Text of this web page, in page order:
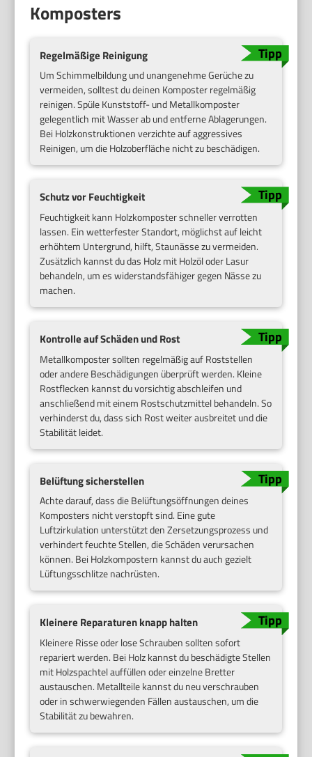
Komposters
Regelmäßige Reinigung
Um Schimmelbildung und unangenehme Gerüche zu
vermeiden, solltest du deinen Komposter regelmäßig
reinigen. Spüle Kunststoff- und Metallkomposter
gelegentlich mit Wasser ab und entferne Ablagerungen.
Bei Holzkonstruktionen verzichte auf aggressives
Reinigen, um die Holzoberfläche nicht zu beschädigen.
Schutz vor Feuchtigkeit
Feuchtigkeit kann Holzkomposter schneller verrotten
lassen. Ein wetterfester Standort, möglichst auf leicht
erhöhtem Untergrund, hilft, Staunässe zu vermeiden.
Zusätzlich kannst du das Holz mit Holzöl oder Lasur
behandeln, um es widerstandsfähiger gegen Nässe zu
machen.
Kontrolle auf Schäden und Rost
Metallkomposter sollten regelmäßig auf Roststellen
oder andere Beschädigungen überprüft werden. Kleine
Rostflecken kannst du vorsichtig abschleifen und
anschließend mit einem Rostschutzmittel behandeln. So
verhinderst du, dass sich Rost weiter ausbreitet und die
Stabilität leidet.
Belüftung sicherstellen
Achte darauf, dass die Belüftungsöffnungen deines
Komposters nicht verstopft sind. Eine gute
Luftzirkulation unterstützt den Zersetzungsprozess und
verhindert feuchte Stellen, die Schäden verursachen
können. Bei Holzkompostern kannst du auch gezielt
Lüftungsschlitze nachrüsten.
Kleinere Reparaturen knapp halten
Kleinere Risse oder lose Schrauben sollten sofort
repariert werden. Bei Holz kannst du beschädigte Stellen
mit Holzspachtel auffüllen oder einzelne Bretter
austauschen. Metallteile kannst du neu verschrauben
oder in schwerwiegenden Fällen austauschen, um die
Stabilität zu bewahren.